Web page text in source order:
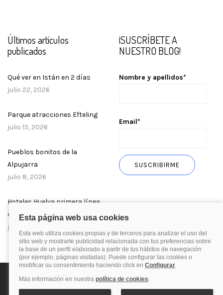
Últimos artículos
publicados
Qué ver en Istán en 2 días
julio 22, 2026
Parque atracciones Efteling
julio 15, 2026
Pueblos bonitos de la
Alpujarra
julio 8, 2026
Hoteles Huelva primera línea
de playa
julio 1, 2026
¡SUSCRÍBETE A
NUESTRO BLOG!
Nombre y apellidos*
Email*